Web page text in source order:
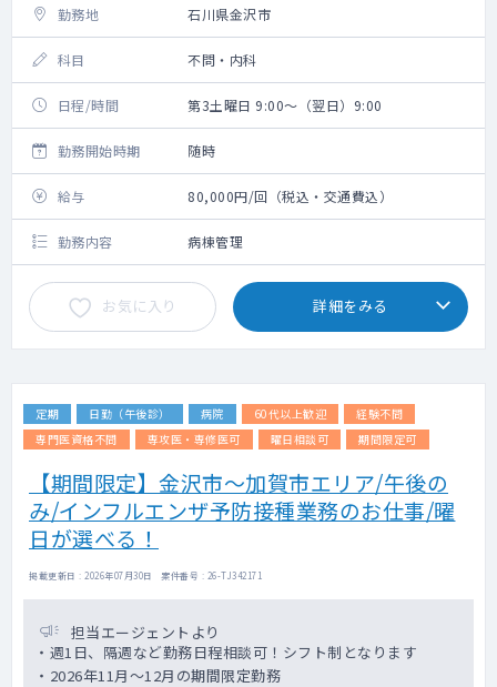
勤務地 石川県金沢市
科目 不問・内科
日程/時間 第3土曜日 9:00～（翌日）9:00
勤務開始時期 随時
給与 80,000円/回（税込・交通費込）
勤務内容 病棟管理
お気に入り 詳細をみる
定期 日勤（午後診） 病院 60代以上歓迎
経験不問
専門医資格不問
専攻医・専修医可 曜日相談可 期間限定可
【期間限定】金沢市～加賀市エリア/午後の
み/インフルエンザ予防接種業務のお仕事/曜
日が選べる！
掲載更新日 : 2026年07月30日 案件番号 : 26-TJ342171
担当エージェントより
・週1日、隔週など勤務日程相談可！シフト制となります
・2026年11月～12月の期間限定勤務